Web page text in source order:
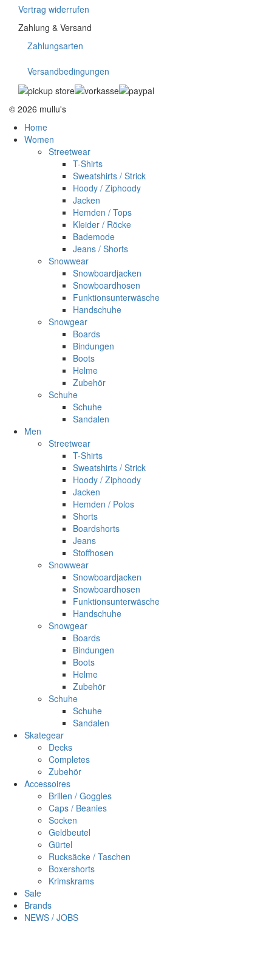
Vertrag widerrufen
Zahlung & Versand
Zahlungsarten
Versandbedingungen
© 2026 mullu's
Home
Women
Streetwear
T-Shirts
Sweatshirts / Strick
Hoody / Ziphoody
Jacken
Hemden / Tops
Kleider / Röcke
Bademode
Jeans / Shorts
Snowwear
Snowboardjacken
Snowboardhosen
Funktionsunterwäsche
Handschuhe
Snowgear
Boards
Bindungen
Boots
Helme
Zubehör
Schuhe
Schuhe
Sandalen
Men
Streetwear
T-Shirts
Sweatshirts / Strick
Hoody / Ziphoody
Jacken
Hemden / Polos
Shorts
Boardshorts
Jeans
Stoffhosen
Snowwear
Snowboardjacken
Snowboardhosen
Funktionsunterwäsche
Handschuhe
Snowgear
Boards
Bindungen
Boots
Helme
Zubehör
Schuhe
Schuhe
Sandalen
Skategear
Decks
Completes
Zubehör
Accessoires
Brillen / Goggles
Caps / Beanies
Socken
Geldbeutel
Gürtel
Rucksäcke / Taschen
Boxershorts
Krimskrams
Sale
Brands
NEWS / JOBS